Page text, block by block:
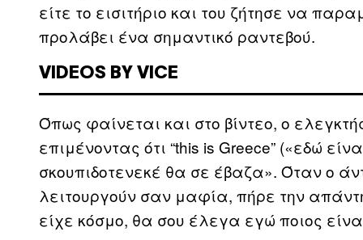
είτε το εισιτήριο και του ζήτησε να
προλάβει ένα σημαντικό ραντεβού.
VIDEOS BY VICE
Όπως φαίνεται και στο βίντεο, ο
επιμένοντας ότι “this is Greece” («εδώ
σκουπιδοτενεκέ θα σε έβαζα». Όταν ο
λειτουργούν σαν μαφία, πήρε την
είχε κόσμο, θα σου έλεγα εγώ ποιος